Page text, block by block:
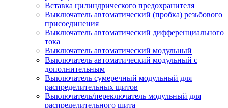
Вставка цилиндрического предохранителя
Выключатель автоматический (пробка) резьбового
присоединения
Выключатель автоматический дифференциального
тока
Выключатель автоматический модульный
Выключатель автоматический модульный с
дополнительным
Выключатель сумеречный модульный для
распределительных щитов
Выключатель/переключатель модульный для
распределительного щита